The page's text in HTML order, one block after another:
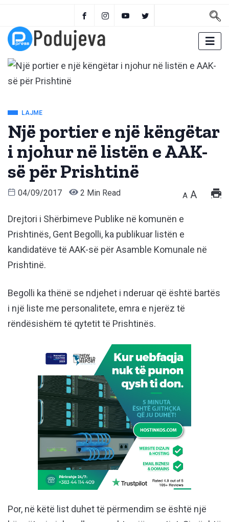
LAJME
Një portier e një këngëtar
i njohur në listën e AAK-
së për Prishtinë
04/09/2017 2 Min Read A A
Drejtori i Shërbimeve Publike në komunën e
Prishtinës, Gent Begolli, ka publikuar listën e
kandidatëve të AAK-së për Asamble Komunale në
Prishtinë.
Begolli ka thënë se ndjehet i nderuar që është bartës
i një liste me personalitete, emra e njerëz të
rëndësishëm të qytetit të Prishtinës.
Por, në këtë list duhet të përmendim se është një